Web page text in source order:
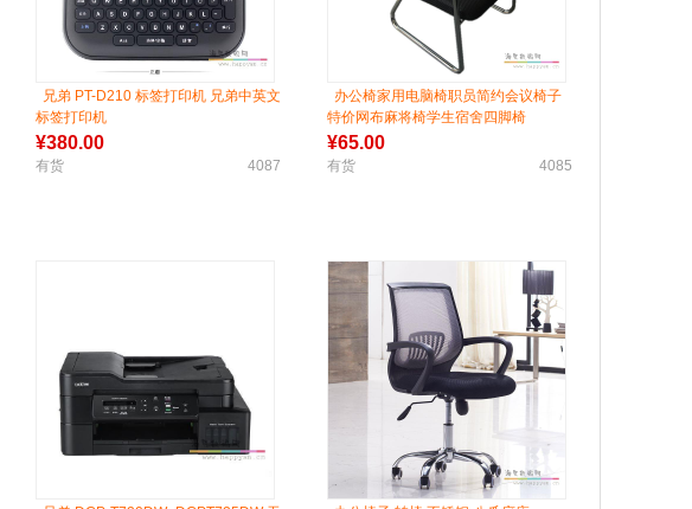
兄弟 PT-D210 标签打印机 兄弟中英文
标签打印机
¥380.00
有货 4087
办公椅家用电脑椅职员简约会议椅子
特价网布麻将椅学生宿舍四脚椅
¥65.00
有货 4085